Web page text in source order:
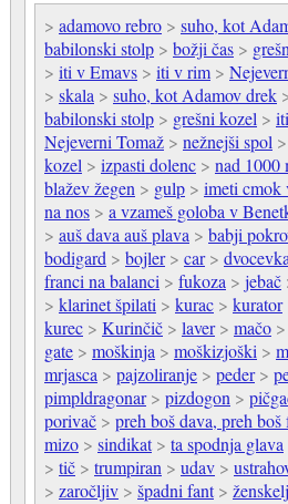
> adamovo rebro > suho, kot
babilonski stolp > božji čas >
> iti v Emavs > iti v rim >
> skala > suho, kot Adamov drek
babilonski stolp > grešni kozel >
Nejeverni Tomaž > nežnejši spol
kozel > izpasti dolenc > nad 1000
blažev žegen > gulp > imeti cmok
na nos > a vzameš goloba v
> auš dava auš plava > babji
bodigard > bojler> car>
franci na balanci > fukoza > jebač
> klarinet špilati > kurac > kurator
kurec > Kurinčič > laver> mačo
gate > moškinja > moškizjoški >
mrjasca > pajzoliranje > peder>
pimpldragonar> pizdogon >
porivač > preh boš dava, preh boš
mizo > sindikat> ta spodnja glava
> tič > trumpiran > udav >
> zaročljiv > špadni fant> ženskelj